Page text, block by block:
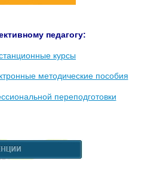
педагогу:
курсы
методические пособия
переподготовки